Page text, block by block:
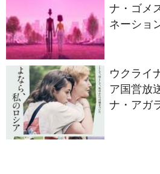
ナ・ゴメ
ネーショ
ウクライ
ア国営放
ナ・アガ